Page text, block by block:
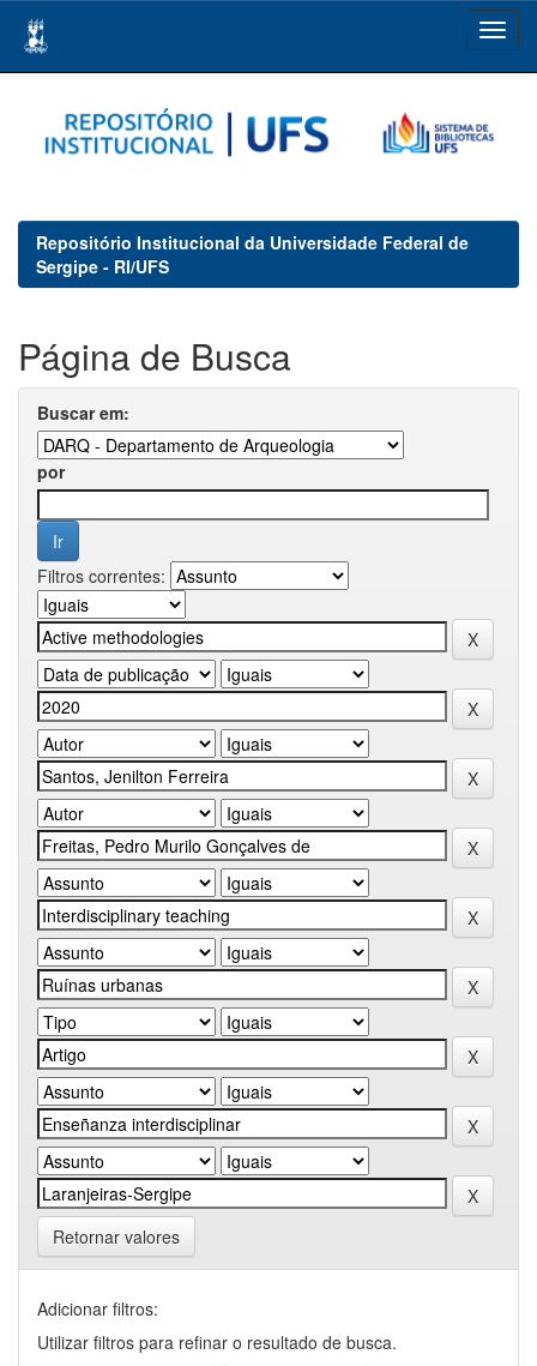
navigation
Repositório Institucional da Universidade Federal de
Sergipe - RI/UFS
Página de Busca
Buscar em:
por
Filtros correntes:
Retornar valores
Adicionar filtros:
Utilizar filtros para refinar o resultado de busca.